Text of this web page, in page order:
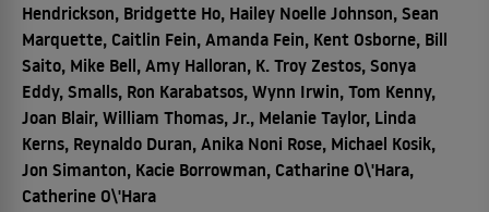
Hendrickson, Bridgette Ho, Hailey Noelle Johnson, Sean
Marquette, Caitlin Fein, Amanda Fein, Kent Osborne, Bill
Saito, Mike Bell, Amy Halloran, K. Troy Zestos, Sonya
Eddy, Smalls, Ron Karabatsos, Wynn Irwin, Tom Kenny,
Joan Blair, William Thomas, Jr., Melanie Taylor, Linda
Kerns, Reynaldo Duran, Anika Noni Rose, Michael Kosik,
Jon Simanton, Kacie Borrowman, Catharine O\'Hara,
Catherine O\'Hara